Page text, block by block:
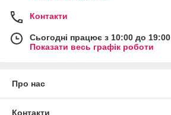
Контакти
Сьогодні працює з 10:00 до 19:00
Показати весь графік роботи
Про нас
Контакти